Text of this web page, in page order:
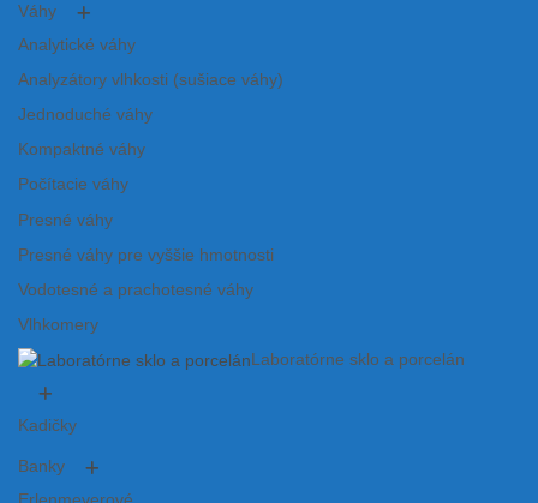
Váhy
Analytické váhy
Analyzátory vlhkosti (sušiace váhy)
Jednoduché váhy
Kompaktné váhy
Počítacie váhy
Presné váhy
Presné váhy pre vyššie hmotnosti
Vodotesné a prachotesné váhy
Vlhkomery
Laboratórne sklo a porcelán
Kadičky
Banky